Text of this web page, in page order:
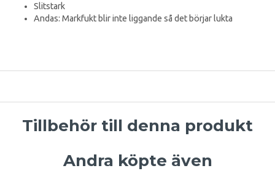
Slitstark
Andas: Markfukt blir inte liggande så det börjar lukta
Tillbehör till denna produkt
Andra köpte även